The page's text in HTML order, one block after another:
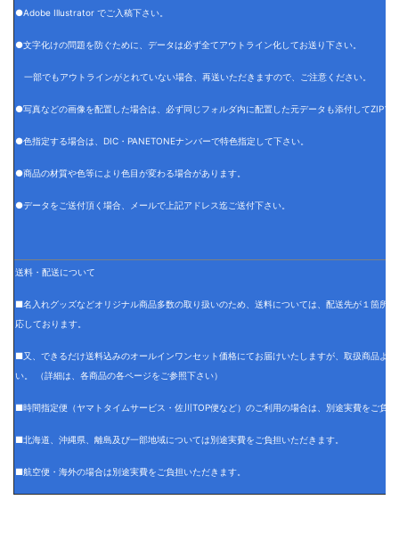
●Adobe Illustrator でご入稿下さい。
●文字化けの問題を防ぐために、データは必ず全てアウトライン化してお送り下さい。
一部でもアウトラインがとれていない場合、再送いただきますので、ご注意ください。
●写真などの画像を配置した場合は、必ず同じフォルダ内に配置した元データも添付してZIPフ
●色指定する場合は、DIC・PANETONEナンバーで特色指定して下さい。
●商品の材質や色等により色目が変わる場合があります。
●データをご送付頂く場合、メールで上記アドレス迄ご送付下さい。
送料・配送について
■名入れグッズなどオリジナル商品多数の取り扱いのため、送料については、配送先が１箇所
応しております。
■又、できるだけ送料込みのオールインワンセット価格にてお届けいたしますが、取扱商品よ
い。 （詳細は、各商品の各ページをご参照下さい）
■時間指定便（ヤマトタイムサービス・佐川TOP便など）のご利用の場合は、別途実費をご負
■北海道、沖縄県、離島及び一部地域については別途実費をご負担いただきます。
■航空便・海外の場合は別途実費をご負担いただきます。